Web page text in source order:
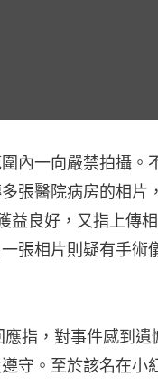
內一向嚴禁拍攝。
張醫院病房的相片
益良好，又指上傳
張相片則疑有手術
指，對事件感到遺
守。至於該名在小